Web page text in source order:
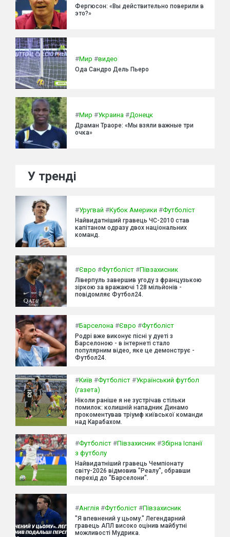
Фергюсон: «Вы действительно поверили в
это?»
#Мир #видео
Ода Сандро Дель Пьеро
#Мир #Украина #Донецк
Драман Траоре: «Мы взяли важные три
очка»
У тренді
#Уругвай #Кубок Америки #Футболіст
Найвидатніший гравець ЧС-2010 став
капітаном одразу двох національних
команд.
#Євро #Футболіст #Півзахисник
Ліверпуль завершив угоду з французькою
зіркою за вражаючі 128 мільйонів -
повідомляє Футбол24.
#Барселона #Євро #Футболіст
Родрі вже виконує пісні у дуеті з
Барселоною - в інтернеті стало
популярним відео, яке це демонструє -
Футбол24.
#Київ #Футболіст #Український футбол
(газета)
Ніколи раніше я не зустрічав стільки
помилок: колишній нападник Динамо
прокоментував тріумф київської команди
над Карабахом.
#Футболіст #Півзахисник #Збірна Іспанії
з футболу
Найвидатніший гравець Чемпіонату
світу-2026 відмовив "Реалу", обравши
перехід до "Барселони".
#Англія #Футболіст #Півзахисник
"Я впевнений у цьому." Легендарний
гравець АПЛ високо оцінив майбутні
можливості Мудрика.